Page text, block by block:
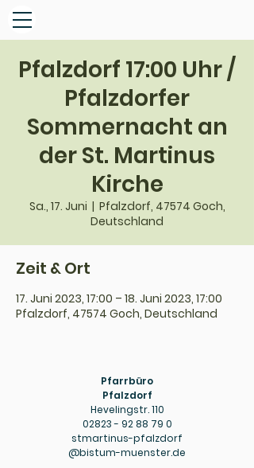
Pfalzdorf 17:00 Uhr /
Pfalzdorfer
Sommernacht an
der St. Martinus
Kirche
Sa., 17. Juni
  |
Pfalzdorf, 47574 Goch,
Deutschland
Zeit & Ort
17. Juni 2023, 17:00 – 18. Juni 2023, 17:00
Pfalzdorf, 47574 Goch, Deutschland
Pfarrbüro
Pfalzdorf
Hevelingstr. 110
02823 - 92 88 79 0
stmartinus-pfalzdorf
@bistum-muenster.de